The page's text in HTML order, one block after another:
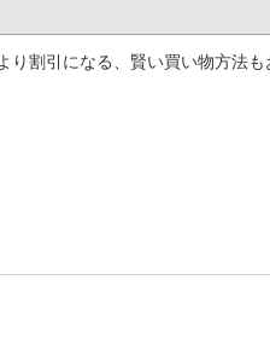
割引になる、賢い買い物方法も